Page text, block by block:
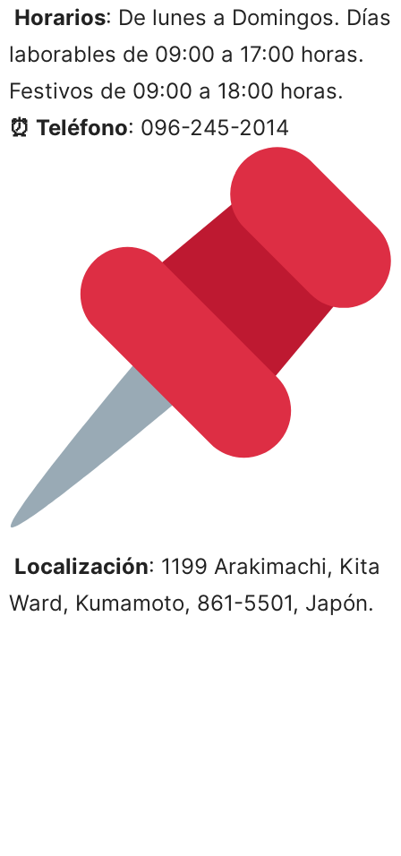
Horarios: De lunes a Domingos. Días
laborables de 09:00 a 17:00 horas.
Festivos de 09:00 a 18:00 horas.
⏰ Teléfono: 096-245-2014
Localización: 1199 Arakimachi, Kita
Ward, Kumamoto, 861-5501, Japón.